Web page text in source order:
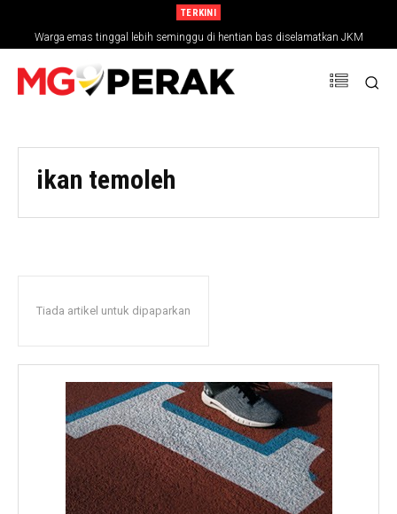
TERKINI
Warga emas tinggal lebih seminggu di hentian bas diselamatkan JKM
ikan temoleh
Tiada artikel untuk dipaparkan